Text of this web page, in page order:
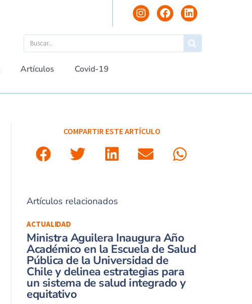
Artículos Covid-19
COMPARTIR ESTE ARTÍCULO
Artículos relacionados
ACTUALIDAD
Ministra Aguilera Inaugura Año
Académico en la Escuela de Salud
Pública de la Universidad de
Chile y delinea estrategias para
un sistema de salud integrado y
equitativo